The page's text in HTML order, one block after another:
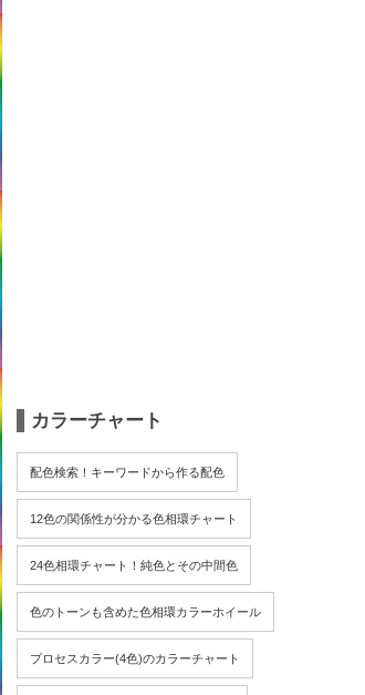
カラーチャート
配色検索！キーワードから作る配色
12色の関係性が分かる色相環チャート
24色相環チャート！純色とその中間色
色のトーンも含めた色相環カラーホイール
プロセスカラー(4色)のカラーチャート